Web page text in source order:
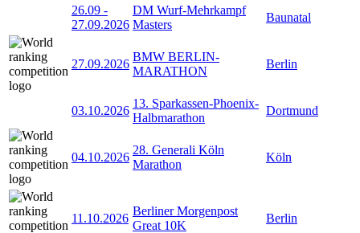
26.09 -
27.09.2026
DM Wurf-Mehrkampf
Masters
Baunatal
27.09.2026
BMW BERLIN-
MARATHON
Berlin
03.10.2026
13. Sparkassen-Phoenix-
Halbmarathon
Dortmund
04.10.2026
28. Generali Köln
Marathon
Köln
11.10.2026
Berliner Morgenpost
Great 10K
Berlin